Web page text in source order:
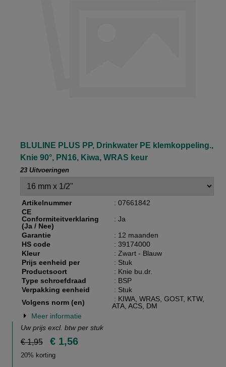
BLULINE PLUS PP, Drinkwater PE klemkoppeling.,
Knie 90°, PN16, Kiwa, WRAS keur
23 Uitvoeringen
Artikelnummer
: 07661842
CE
Conformiteitverklaring
(Ja / Nee)
: Ja
Garantie
: 12 maanden
HS code
: 39174000
Kleur
: Zwart - Blauw
Prijs eenheid per
: Stuk
Productsoort
: Knie bu.dr.
Type schroefdraad
: BSP
Verpakking eenheid
: Stuk
Volgens norm (en)
: KIWA, WRAS, GOST, KTW,
ATA, ACS, DM
Meer informatie
Uw prijs excl. btw per stuk
€ 1,95 € 1,56
20% korting